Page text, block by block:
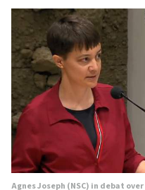
Agnes Joseph (NSC) in debat